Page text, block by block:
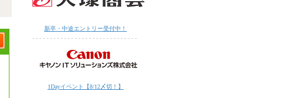
新卒・中途エントリー受付中！
1Dayイベント【8/12〆切！】